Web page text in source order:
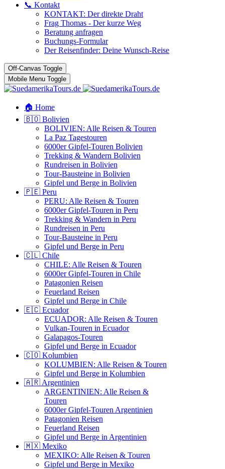
📞 Kontakt
KONTAKT: Der direkte Draht
Frag Thomas - Der kurze Weg
Beratung anfragen
Buchungs-Formular
Der Reisenfinder: Deine Wunsch-Reise
Off-Canvas Toggle
Mobile Menu Toggle
🏠 Home
🇧🇴 Bolivien
BOLIVIEN: Alle Reisen & Touren
La Paz Tagestouren
6000er Gipfel-Touren Bolivien
Trekking & Wandern Bolivien
Rundreisen in Bolivien
Tour-Bausteine in Bolivien
Gipfel und Berge in Bolivien
🇵🇪 Peru
PERU: Alle Reisen & Touren
6000er Gipfel-Touren in Peru
Trekking & Wandern in Peru
Rundreisen in Peru
Tour-Bausteine in Peru
Gipfel und Berge in Peru
🇨🇱 Chile
CHILE: Alle Reisen & Touren
6000er Gipfel-Touren in Chile
Patagonien Reisen
Feuerland Reisen
Gipfel und Berge in Chile
🇪🇨 Ecuador
ECUADOR: Alle Reisen & Touren
Vulkan-Touren in Ecuador
Galapagos-Touren
Gipfel und Berge in Ecuador
🇨🇴 Kolumbien
KOLUMBIEN: Alle Reisen & Touren
Gipfel und Berge in Kolumbien
🇦🇷 Argentinien
ARGENTINIEN: Alle Reisen &
Touren
6000er Gipfel-Touren Argentinien
Patagonien Reisen
Feuerland Reisen
Gipfel und Berge in Argentinien
🇲🇽 Mexiko
MEXIKO: Alle Reisen & Touren
Gipfel und Berge in Mexiko